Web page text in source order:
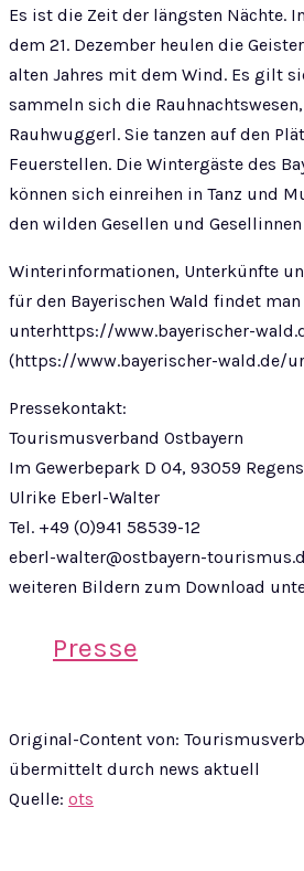
Es ist die Zeit der längsten Nächte.
dem 21. Dezember heulen die
alten Jahres mit dem Wind. Es gilt
sammeln sich die
Rauhwuggerl. Sie tanzen auf den
Feuerstellen. Die Wintergäste des
können sich einreihen in Tanz und
den wilden Gesellen und
Winterinformationen, Unterkünfte
für den Bayerischen Wald findet
unterhttps://www.bayerischer-
(https://www.bayerischer-wald.de/
Pressekontakt:
Tourismusverband Ostbayern
Im Gewerbepark D 04, 93059
Ulrike Eberl-Walter
Tel. +49 (0)941 58539-12
eberl-walter@ostbayern-
weiteren Bildern zum Download
Presse
Original-Content von:
übermittelt durch news aktuell
Quelle: ots